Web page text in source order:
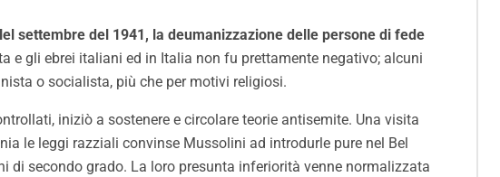
settembre del 1941, la deumanizzazione delle persone di fede
e gli ebrei italiani ed in Italia non fu prettamente negativo; alcuni
o socialista, più che per motivi religiosi.
iniziò a sostenere e circolare teorie antisemite. Una visita
le leggi razziali convinse Mussolini ad introdurle pure nel Bel
di secondo grado. La loro presunta inferiorità venne normalizzata